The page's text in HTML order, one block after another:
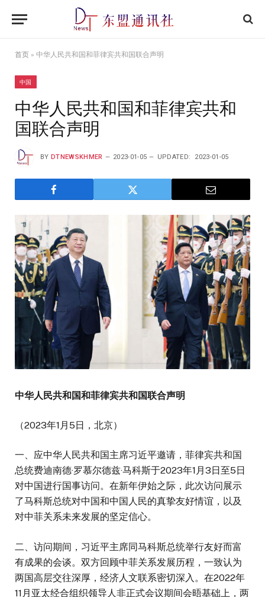
首页 » 中华人民共和国和菲律宾共和国联合声明
中国
中华人民共和国和菲律宾共和
国联合声明
BY DTNEWSKHMER 2023-01-05 UPDATED: 2023-01-05
中华人民共和国和菲律宾共和国联合声明
（2023年1月5日，北京）
一、应中华人民共和国主席习近平邀请，菲律宾共和国
总统费迪南德·罗慕尔德兹·马科斯于2023年1月3日至5日
对中国进行国事访问。在新年伊始之际，此次访问展示
了马科斯总统对中国和中国人民的真挚友好情谊，以及
对中菲关系未来发展的坚定信心。
二、访问期间，习近平主席同马科斯总统举行友好而富
有成果的会谈。双方回顾中菲关系发展历程，一致认为
两国高层交往深厚，经济人文联系密切深入。在2022年
11月亚太经合组织领导人非正式会议期间会晤基础上，两